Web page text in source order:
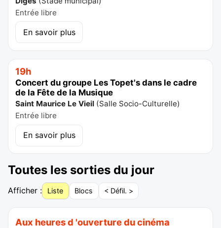
Entrée libre
En savoir plus
19h
Concert du groupe Les Topet's dans le cadre
de la Fête de la Musique
Saint Maurice Le Vieil (Salle Socio-Culturelle)
Entrée libre
En savoir plus
Toutes les sorties du jour
Afficher : Liste Blocs < Défil. >
Aux heures d 'ouverture du cinéma